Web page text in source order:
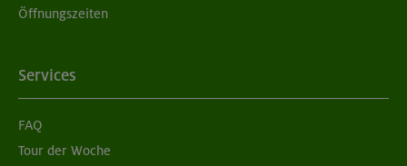
Öffnungszeiten
Services
FAQ
Tour der Woche